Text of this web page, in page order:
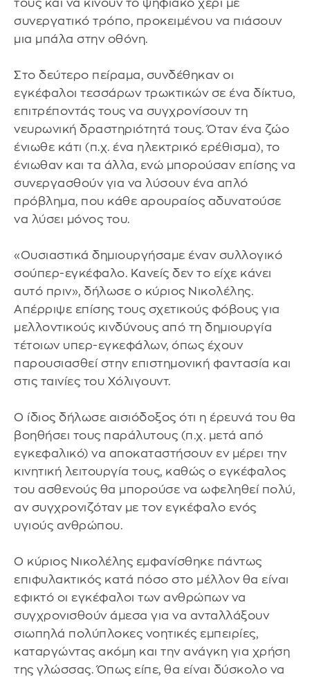
τους και να κινούν το ψηφιακό χέρι με
συνεργατικό τρόπο, προκειμένου να πιάσουν
μια μπάλα στην οθόνη.
Στο δεύτερο πείραμα, συνδέθηκαν οι
εγκέφαλοι τεσσάρων τρωκτικών σε ένα δίκτυο,
επιτρέποντάς τους να συγχρονίσουν τη
νευρωνική δραστηριότητά τους. Όταν ένα ζώο
ένιωθε κάτι (π.χ. ένα ηλεκτρικό ερέθισμα), το
ένιωθαν και τα άλλα, ενώ μπορούσαν επίσης να
συνεργασθούν για να λύσουν ένα απλό
πρόβλημα, που κάθε αρουραίος αδυνατούσε
να λύσει μόνος του.
«Ουσιαστικά δημιουργήσαμε έναν συλλογικό
σούπερ-εγκέφαλο. Κανείς δεν το είχε κάνει
αυτό πριν», δήλωσε ο κύριος Νικολέλης.
Απέρριψε επίσης τους σχετικούς φόβους για
μελλοντικούς κινδύνους από τη δημιουργία
τέτοιων υπερ-εγκεφάλων, όπως έχουν
παρουσιασθεί στην επιστημονική φαντασία και
στις ταινίες του Χόλιγουντ.
Ο ίδιος δήλωσε αισιόδοξος ότι η έρευνά του θα
βοηθήσει τους παράλυτους (π.χ. μετά από
εγκεφαλικό) να αποκαταστήσουν εν μέρει την
κινητική λειτουργία τους, καθώς ο εγκέφαλος
του ασθενούς θα μπορούσε να ωφεληθεί πολύ,
αν συγχρονιζόταν με τον εγκέφαλο ενός
υγιούς ανθρώπου.
Ο κύριος Νικολέλης εμφανίσθηκε πάντως
επιφυλακτικός κατά πόσο στο μέλλον θα είναι
εφικτό οι εγκέφαλοι των ανθρώπων να
συγχρονισθούν άμεσα για να ανταλλάξουν
σιωπηλά πολύπλοκες νοητικές εμπειρίες,
καταργώντας ακόμη και την ανάγκη για χρήση
της γλώσσας. Όπως είπε, θα είναι δύσκολο να